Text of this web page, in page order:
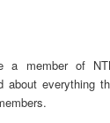
a member of
everything